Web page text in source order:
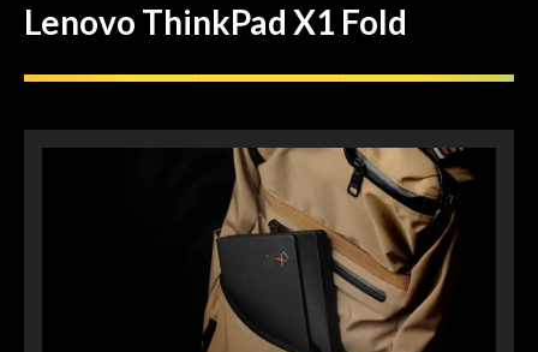
Lenovo ThinkPad X1 Fold